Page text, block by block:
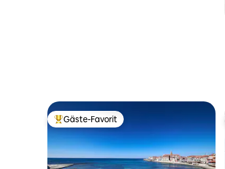
Beliebter Gäste-Favorit.
Gäste-Favorit